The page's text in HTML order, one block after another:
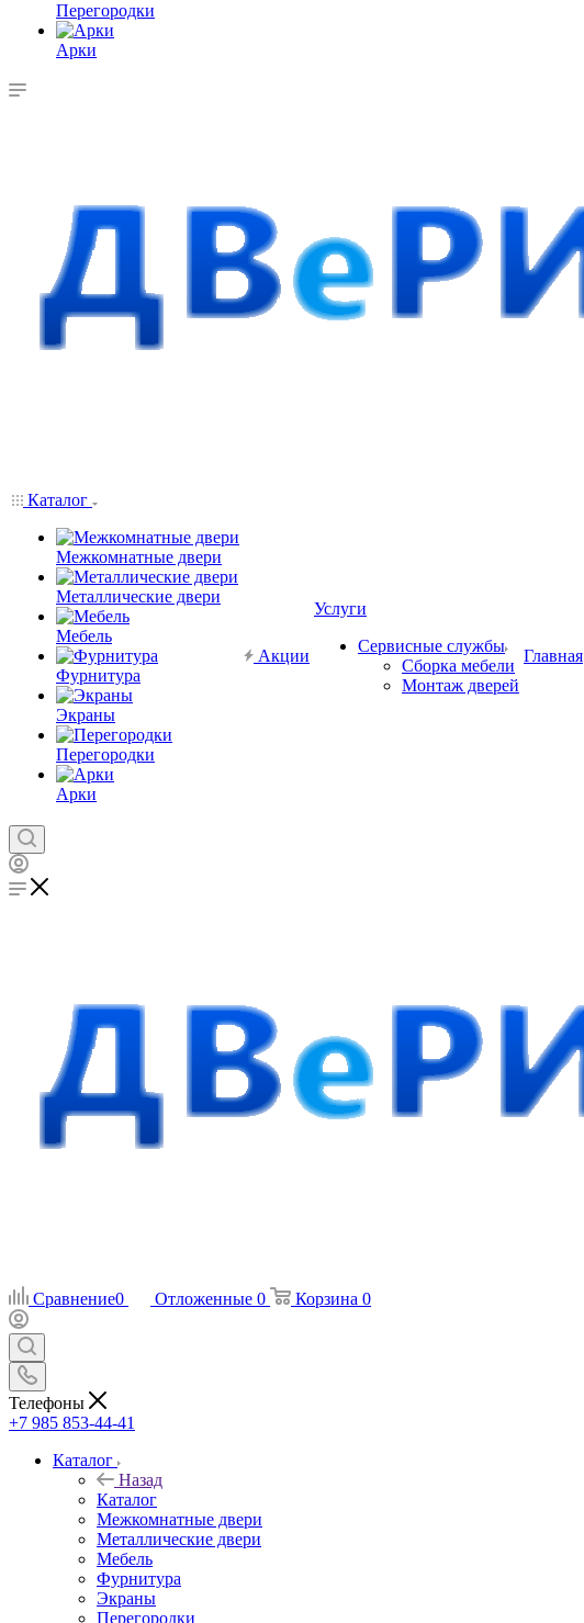
Перегородки
Арки
Каталог
Межкомнатные двери
Металлические двери
Мебель
Фурнитура
Экраны
Перегородки
Арки
Акции
Услуги
Сервисные службы
Сборка мебели
Монтаж дверей
Главная
Сравнение0 Отложенные 0 Корзина 0
Телефоны
+7 985 853-44-41
Каталог
Назад
Каталог
Межкомнатные двери
Металлические двери
Мебель
Фурнитура
Экраны
Перегородки